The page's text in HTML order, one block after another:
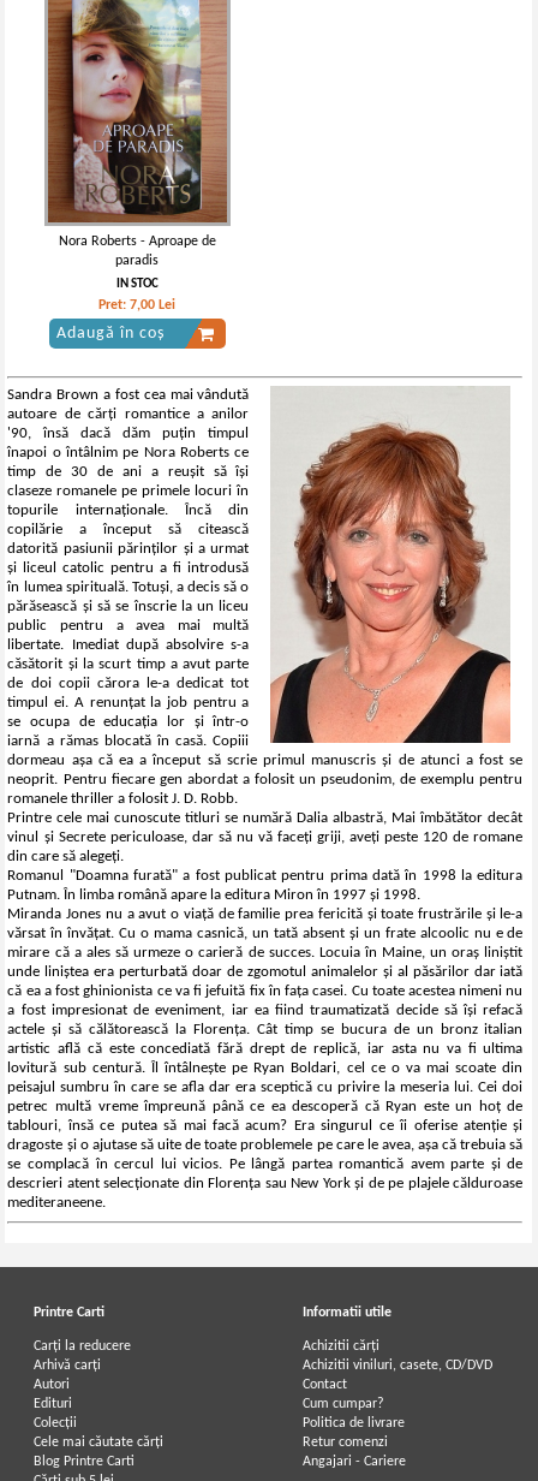
Nora Roberts - Aproape de
paradis
IN STOC
Pret:7,00 Lei
Adaugă în coș
Sandra Brown a fost cea mai vândută
autoare de cărți romantice a anilor
'90, însă dacă dăm puțin timpul
înapoi o întâlnim pe Nora Roberts ce
timp de 30 de ani a reușit să își
claseze romanele pe primele locuri în
topurile internaționale. Încă din
copilărie a început să citească
datorită pasiunii părinților și a urmat
și liceul catolic pentru a fi introdusă
în lumea spirituală. Totuși, a decis să o
părăsească și să se înscrie la un liceu
public pentru a avea mai multă
libertate. Imediat după absolvire s-a
căsătorit și la scurt timp a avut parte
de doi copii cărora le-a dedicat tot
timpul ei. A renunțat la job pentru a
se ocupa de educația lor și într-o
iarnă a rămas blocată în casă. Copiii
dormeau așa că ea a început să scrie primul manuscris și de atunci a fost se
neoprit. Pentru fiecare gen abordat a folosit un pseudonim, de exemplu pentru
romanele thriller a folosit J. D. Robb.
Printre cele mai cunoscute titluri se numără Dalia albastră, Mai îmbătător decât
vinul și Secrete periculoase, dar să nu vă faceți griji, aveți peste 120 de romane
din care să alegeți.
Romanul "Doamna furată" a fost publicat pentru prima dată în 1998 la editura
Putnam. În limba română apare la editura Miron în 1997 și 1998.
Miranda Jones nu a avut o viață de familie prea fericită și toate frustrările și le-a
vărsat în învățat. Cu o mama casnică, un tată absent și un frate alcoolic nu e de
mirare că a ales să urmeze o carieră de succes. Locuia în Maine, un oraș liniștit
unde liniștea era perturbată doar de zgomotul animalelor și al păsărilor dar iată
că ea a fost ghinionista ce va fi jefuită fix în fața casei. Cu toate acestea nimeni nu
a fost impresionat de eveniment, iar ea fiind traumatizată decide să își refacă
actele și să călătorească la Florența. Cât timp se bucura de un bronz italian
artistic află că este concediată fără drept de replică, iar asta nu va fi ultima
lovitură sub centură. Îl întâlnește pe Ryan Boldari, cel ce o va mai scoate din
peisajul sumbru în care se afla dar era sceptică cu privire la meseria lui. Cei doi
petrec multă vreme împreună până ce ea descoperă că Ryan este un hoț de
tablouri, însă ce putea să mai facă acum? Era singurul ce îi oferise atenție și
dragoste și o ajutase să uite de toate problemele pe care le avea, așa că trebuia să
se complacă în cercul lui vicios. Pe lângă partea romantică avem parte și de
descrieri atent selecționate din Florența sau New York și de pe plajele călduroase
mediteraneene.
Printre Carti
Carți la reducere
Arhivă carți
Autori
Edituri
Colecții
Cele mai căutate cărți
Blog Printre Carti
Informatii utile
Achizitii cărți
Achizitii viniluri, casete, CD/DVD
Contact
Cum cumpar?
Politica de livrare
Retur comenzi
Angajari - Cariere